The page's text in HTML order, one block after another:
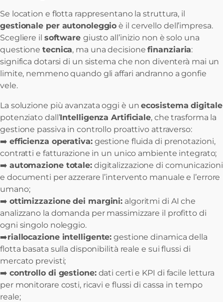
Se location e flotta rappresentano la struttura, il
gestionale per autonoleggio è il cervello dell’impresa.
Scegliere il software giusto all’inizio non è solo una
questionetecnica, ma una decisionefinanziaria:
significa dotarsi di un sistema che non diventerà mai un
limite, nemmeno quando gli affari andranno a gonfie
vele.
La soluzione più avanzata oggi è unecosistema digitale
potenziato dall’Intelligenza Artificiale, che trasforma la
gestione passiva in controllo proattivo attraverso:
➡️ efficienza operativa:gestione fluida di prenotazioni,
contratti e fatturazione in un unico ambiente integrato;
➡️ automazione totale:digitalizzazione di comunicazioni
e documenti per azzerare l’intervento manuale e l’errore
umano;
➡️ ottimizzazione dei margini: algoritmi di AI che
analizzano la domanda per massimizzare il profitto di
ogni singolo noleggio.
➡️riallocazione intelligente: gestione dinamica della
flotta basata sulla disponibilità reale e sui flussi di
mercato previsti;
➡️ controllo di gestione:dati certi e KPI di facile lettura
per monitorare costi, ricavi e flussi di cassa in tempo
reale;